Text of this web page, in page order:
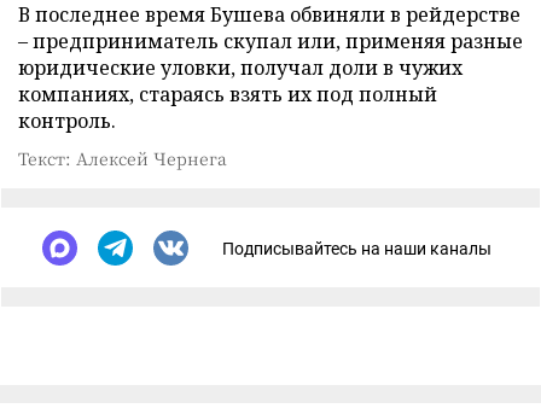
В последнее время Бушева обвиняли в рейдерстве
– предприниматель скупал или, применяя разные
юридические уловки, получал доли в чужих
компаниях, стараясь взять их под полный
контроль.
Текст: Алексей Чернега
Подписывайтесь на наши каналы